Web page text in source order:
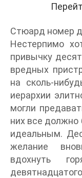
Стюард номер
Нестерпимо
привычку
вредных
на сколь-
иерархии
могли
них все должно
идеальным.
желание
вдохнуть